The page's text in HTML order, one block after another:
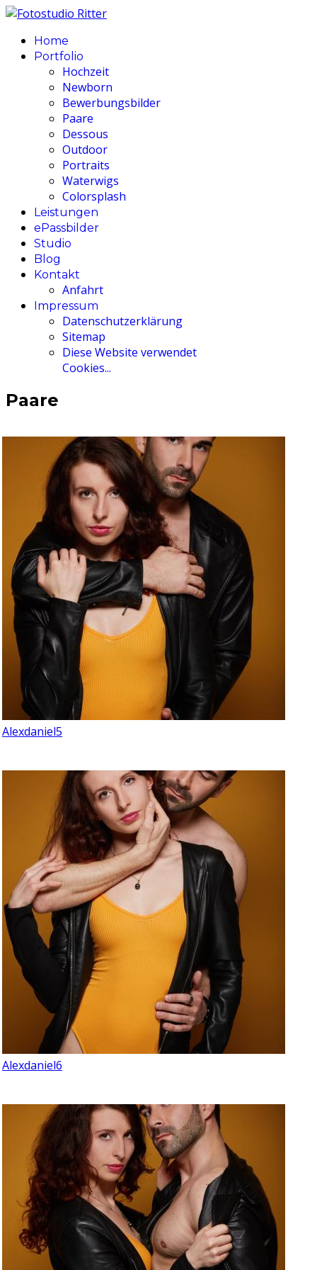
Home
Portfolio
Hochzeit
Newborn
Bewerbungsbilder
Paare
Dessous
Outdoor
Portraits
Waterwigs
Colorsplash
Leistungen
ePassbilder
Studio
Blog
Kontakt
Anfahrt
Impressum
Datenschutzerklärung
Sitemap
Diese Website verwendet
Cookies...
Paare
Alexdaniel5
Alexdaniel6